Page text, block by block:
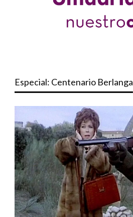
Especial: Centenario Berlanga